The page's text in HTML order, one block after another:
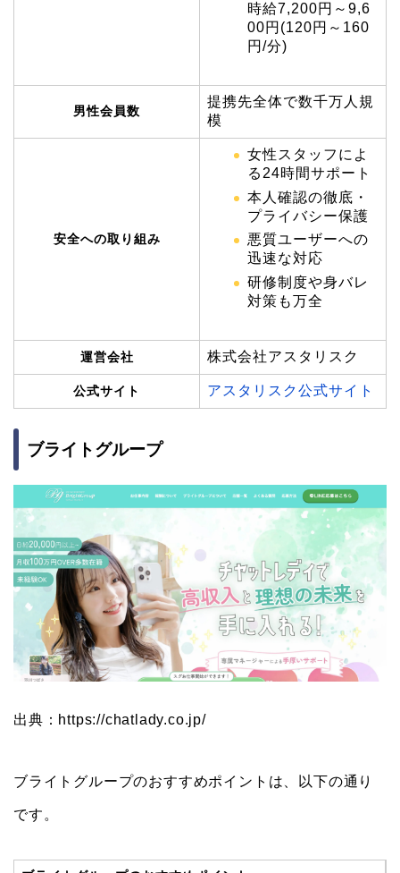
時給7,200円～9,6
00円(120円～160
円/分)
男性会員数
提携先全体で数千万人規
模
安全への取り組み
女性スタッフによ
る24時間サポート
本人確認の徹底・
プライバシー保護
悪質ユーザーへの
迅速な対応
研修制度や身バレ
対策も万全
運営会社 株式会社アスタリスク
公式サイト アスタリスク公式サイト
ブライトグループ
出典：https://chatlady.co.jp/
ブライトグループのおすすめポイントは、以下の通り
です。